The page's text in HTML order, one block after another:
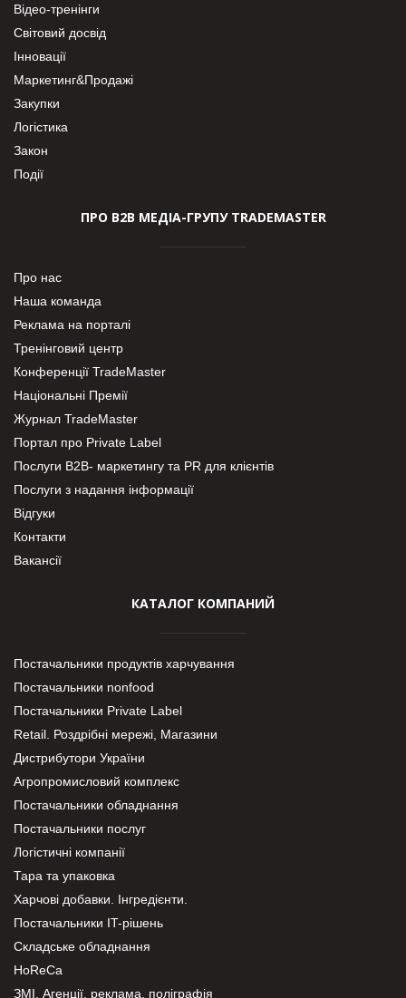
Відео-тренінги
Світовий досвід
Інновації
Маркетинг&Продажі
Закупки
Логістика
Закон
Події
ПРО В2В МЕДІА-ГРУПУ TRADEMASTER
Про нас
Наша команда
Реклама на порталі
Тренінговий центр
Конференції TradeMaster
Національні Премії
Журнал TradeMaster
Портал про Private Label
Послуги В2В- маркетингу та PR для клієнтів
Послуги з надання інформації
Відгуки
Контакти
Вакансії
КАТАЛОГ КОМПАНИЙ
Постачальники продуктів харчування
Постачальники nonfood
Постачальники Private Label
Retail. Роздрібні мережі, Магазини
Дистрибутори України
Агропромисловий комплекс
Постачальники обладнання
Постачальники послуг
Логістичні компанії
Тара та упаковка
Харчові добавки. Інгредієнти.
Постачальники IT-рішень
Складське обладнання
HoReCa
ЗМІ, Агенції, реклама, поліграфія